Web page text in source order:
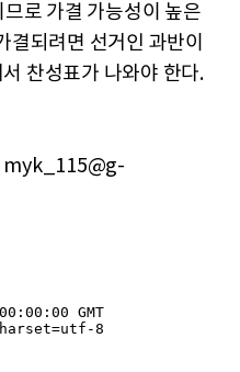
로 가결 가능성이 높은
결되려면 선거인 과반이
찬성표가 나와야 한다.
myk_115@g-